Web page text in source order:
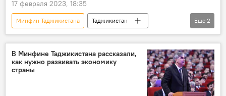
17 февраля 2023, 18:35
Минфин Таджикистана
Таджикистан
Экономика
финансы
Еще 2
В Минфине Таджикистана рассказали,
как нужно развивать экономику
страны